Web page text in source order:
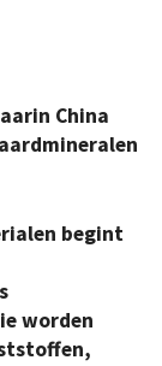
China
begint
worden